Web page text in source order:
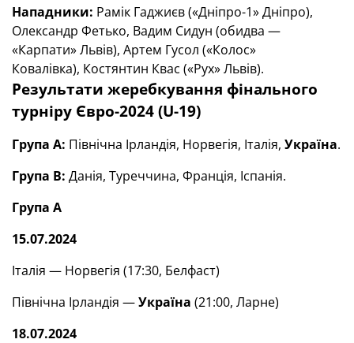
Нападники: Рамік Гаджиєв («Дніпро-1» Дніпро),
Олександр Фетько, Вадим Сидун (обидва —
«Карпати» Львів), Артем Гусол («Колос»
Ковалівка), Костянтин Квас («Рух» Львів).
Результати жеребкування фінального
турніру Євро-2024 (U-19)
Група А: Північна Ірландія, Норвегія, Італія, Україна.
Група В: Данія, Туреччина, Франція, Іспанія.
Група А
15.07.2024
Італія — Норвегія (17:30, Белфаст)
Північна Ірландія —Україна (21:00, Ларне)
18.07.2024